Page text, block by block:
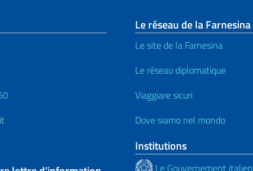
pied de pageLe réseau de la Farnesina
Le site de la Farnesina
Le réseau diplomatique
Viaggiare sicuri
Dove siamo nel mondo
Institutions
Le Gouvernement italien